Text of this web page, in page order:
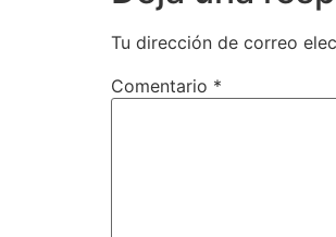
Tu dirección de correo
Comentario *